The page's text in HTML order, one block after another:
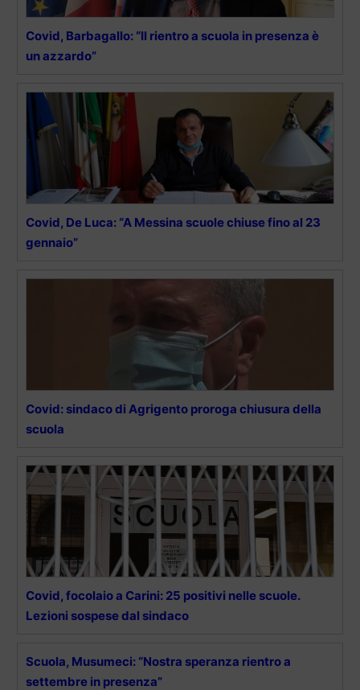
Covid, Barbagallo: “Il rientro a scuola in presenza è
un azzardo”
Covid, De Luca: “A Messina scuole chiuse fino al 23
gennaio”
Covid: sindaco di Agrigento proroga chiusura della
scuola
Covid, focolaio a Carini: 25 positivi nelle scuole.
Lezioni sospese dal sindaco
Scuola, Musumeci: “Nostra speranza rientro a
settembre in presenza”